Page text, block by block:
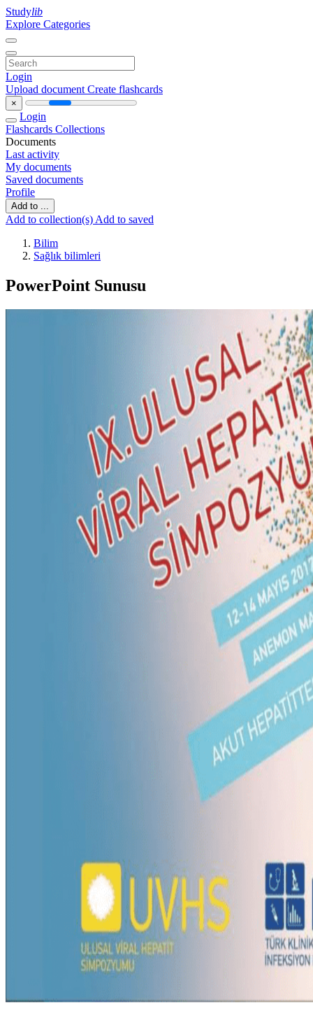
Studylib
Explore Categories
Login
Upload document Create flashcards
×
Login
Flashcards Collections
Documents
Last activity
My documents
Saved documents
Profile
Add to ...
Add to collection(s) Add to saved
Bilim
Sağlık bilimleri
PowerPoint Sunusu